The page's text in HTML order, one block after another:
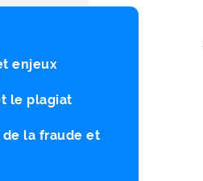
enjeux
le plagiat
de la fraude et